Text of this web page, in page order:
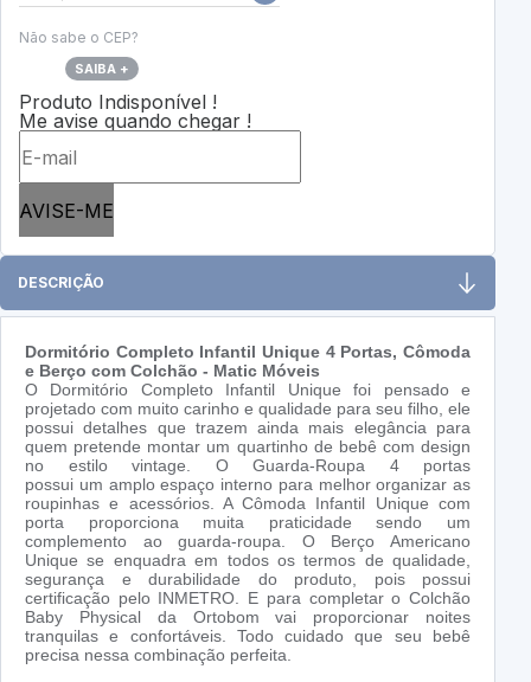
Não sabe o CEP?
SAIBA +
Produto Indisponível !
Me avise quando chegar !
AVISE-ME
DESCRIÇÃO
Dormitório Completo Infantil Unique 4 Portas, Cômoda
e Berço com Colchão - Matic Móveis
O Dormitório Completo Infantil Unique foi pensado e
projetado com muito carinho e qualidade para seu filho, ele
possui detalhes que trazem ainda mais elegância para
quem pretende montar um quartinho de bebê com design
no estilo vintage. O Guarda-Roupa 4 portas
possui um amplo espaço interno para melhor organizar as
roupinhas e acessórios. A Cômoda Infantil Unique com
porta proporciona muita praticidade sendo um
complemento ao guarda-roupa. O Berço Americano
Unique se enquadra em todos os termos de qualidade,
segurança e durabilidade do produto, pois possui
certificação pelo INMETRO. E para completar o Colchão
Baby Physical da Ortobom vai proporcionar noites
tranquilas e confortáveis. Todo cuidado que seu bebê
precisa nessa combinação perfeita.